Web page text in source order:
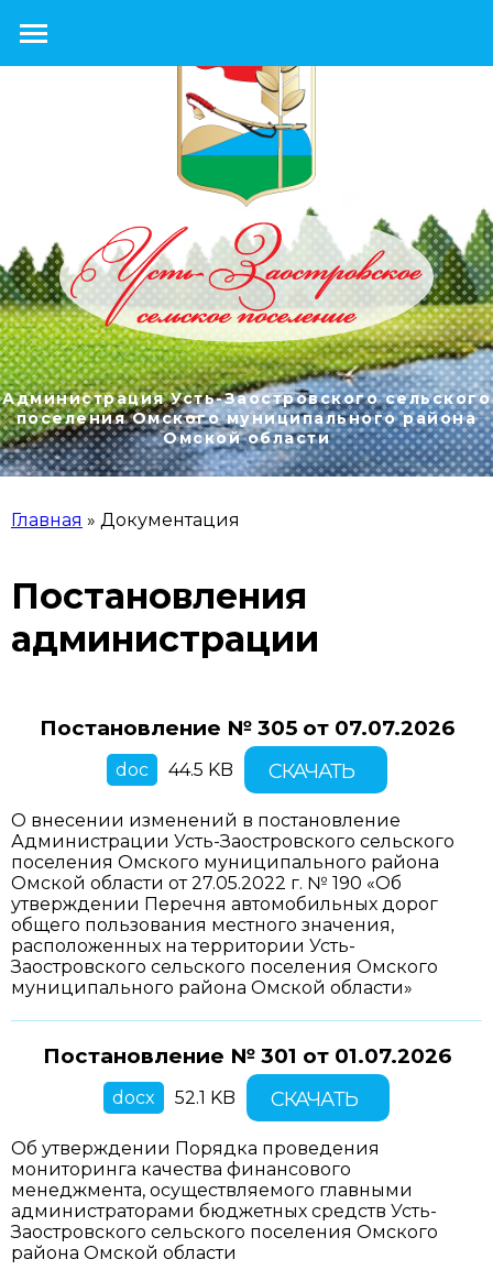
Администрация Усть-Заостровского сельского
поселения Омского муниципального района
Омской области
ВЫ ЗДЕСЬ
Главная » Документация
Постановления
администрации
Постановление № 305 от 07.07.2026
doc 44.5 KB СКАЧАТЬ
О внесении изменений в постановление
Администрации Усть-Заостровского сельского
поселения Омского муниципального района
Омской области от 27.05.2022 г. № 190 «Об
утверждении Перечня автомобильных дорог
общего пользования местного значения,
расположенных на территории Усть-
Заостровского сельского поселения Омского
муниципального района Омской области»
Постановление № 301 от 01.07.2026
docx 52.1 KB СКАЧАТЬ
Об утверждении Порядка проведения
мониторинга качества финансового
менеджмента, осуществляемого главными
администраторами бюджетных средств Усть-
Заостровского сельского поселения Омского
района Омской области